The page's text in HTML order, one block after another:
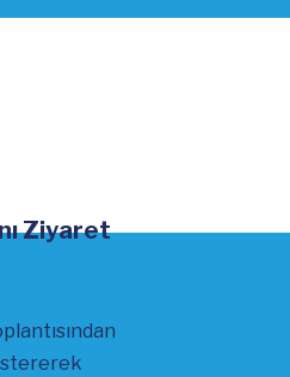
Ziyaret